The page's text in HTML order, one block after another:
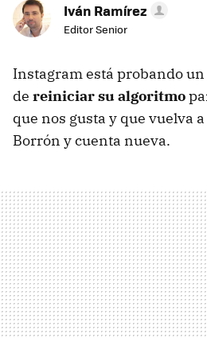
Iván Ramírez
Editor Senior
Instagram está probando
de reiniciar su algoritmo
que nos gusta y que vuelva
Borrón y cuenta nueva.